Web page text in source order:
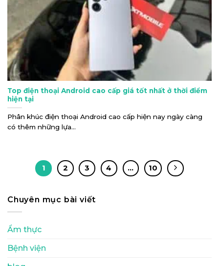
Top điện thoại Android cao cấp giá tốt nhất ở thời điểm
hiện tại
Phân khúc điện thoại Android cao cấp hiện nay ngày càng
có thêm những lựa...
1 2 3 4 … 10
Chuyên mục bài viết
Ẩm thực
Bệnh viện